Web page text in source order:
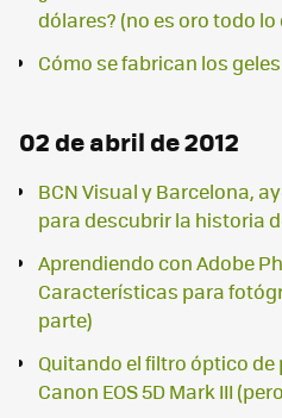
dólares? (no es oro todo lo
Cómo se fabrican los
02 de abril de 2012
BCN Visual y Barcelona,
para descubrir la historia
Aprendiendo con Adobe
Características para
parte)
Quitando el filtro óptico de
Canon EOS 5D Mark III